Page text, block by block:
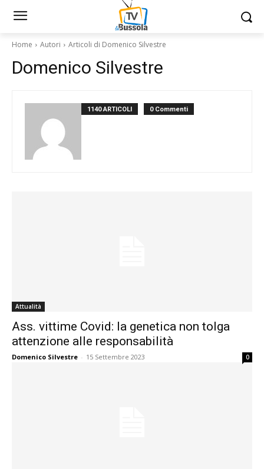
Home Autori Articoli di Domenico Silvestre
Domenico Silvestre
1140 ARTICOLI 0 Commenti
Attualità
Ass. vittime Covid: la genetica non tolga
attenzione alle responsabilità
Domenico Silvestre - 15 Settembre 2023 0